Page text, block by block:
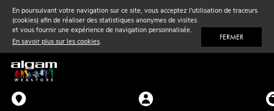
En poursuivant votre navigation sur ce site, vous acceptez l'utilisation de traceurs
(cookies) afin de réaliser des statistiques anonymes de visites
et vous fournir une expérience de navigation personnalisée.
En savoir plus sur les cookies. FERMER
Vent& Violon
Accessoires
Pièces détachées